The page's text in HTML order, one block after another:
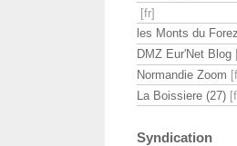
les Monts du Forez
DMZ Eur'Net Blog
Normandie Zoom
La Boissiere (27)
Syndication